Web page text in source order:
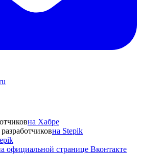
на Хабре
на Stepik
официальной странице Вконтакте